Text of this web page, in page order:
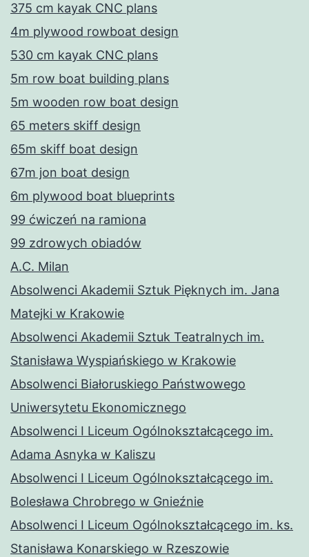
375 cm kayak CNC plans
4m plywood rowboat design
530 cm kayak CNC plans
5m row boat building plans
5m wooden row boat design
65 meters skiff design
65m skiff boat design
67m jon boat design
6m plywood boat blueprints
99 ćwiczeń na ramiona
99 zdrowych obiadów
A.C. Milan
Absolwenci Akademii Sztuk Pięknych im. Jana
Matejki w Krakowie
Absolwenci Akademii Sztuk Teatralnych im.
Stanisława Wyspiańskiego w Krakowie
Absolwenci Białoruskiego Państwowego
Uniwersytetu Ekonomicznego
Absolwenci I Liceum Ogólnokształcącego im.
Adama Asnyka w Kaliszu
Absolwenci I Liceum Ogólnokształcącego im.
Bolesława Chrobrego w Gnieźnie
Absolwenci I Liceum Ogólnokształcącego im. ks.
Stanisława Konarskiego w Rzeszowie